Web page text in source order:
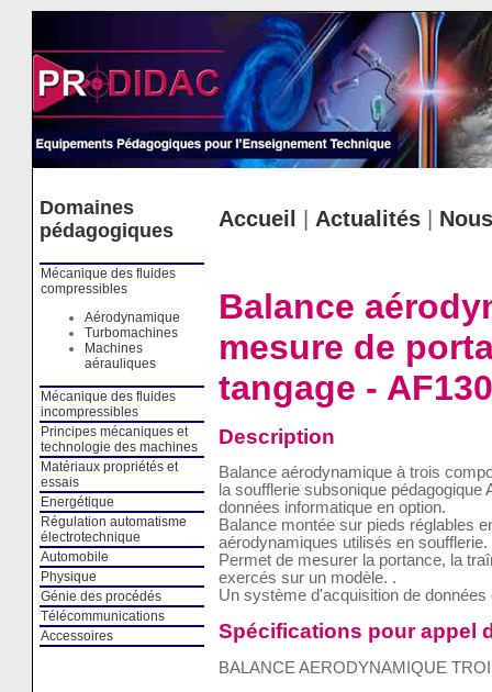
Domaines
pédagogiques
Mécanique des fluides
compressibles
Aérodynamique
Turbomachines
Machines
aérauliques
Mécanique des fluides
incompressibles
Principes mécaniques et
technologie des machines
Matériaux propriétés et
essais
Energétique
Régulation automatisme
électrotechnique
Automobile
Physique
Génie des procédés
Télécommunications
Accessoires
Accueil Actualités|
Balance
mesure de
tangage -
Description
Balance aérodynamique à trois
la soufflerie subsonique
données informatique en option.
Balance montée sur pieds réglables
aérodynamiques utilisés en soufflerie.
Permet de mesurer la portance, la
exercés sur un modèle. .
Un système d'acquisition de données
Spécifications pour appel
BALANCE AERODYNAMIQUE
Cookies management panel